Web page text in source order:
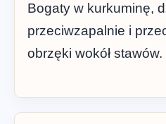
Bogaty w kurkuminę,
przeciwzapalnie i
obrzęki wokół stawów.